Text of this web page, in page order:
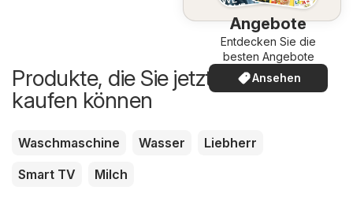
Angebote
Entdecken Sie die
besten Angebote
Ansehen
Produkte, die Sie jetzt günstiger
kaufen können
Waschmaschine Wasser
Liebherr
Smart TV
Milch